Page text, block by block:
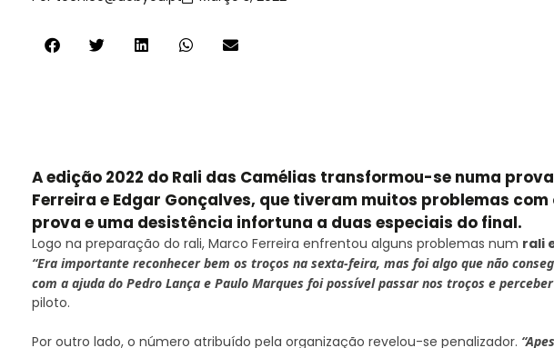
A edição 2022 do Rali das Camélias transformou-se numa
Ferreira e Edgar Gonçalves, que tiveram muitos problemas com
prova e uma desistência infortuna a duas especiais do final.
Logo na preparação do rali, Marco Ferreira enfrentou alguns problemas num rali
“Era importante reconhecer bem os troços na sexta-feira, mas foi algo que não
com a ajuda do Pedro Lança e Paulo Marques foi possível passar nos troços e
piloto.
Por outro lado, o número atribuído pela organização revelou-se penalizador.